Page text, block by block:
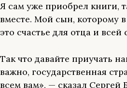
Я сам уже приобрел книги,
вместе. Мой сын, которому
это счастье для отца и всей
Так что давайте приучать
важно, государственная
всем вам», — сказал Сергей